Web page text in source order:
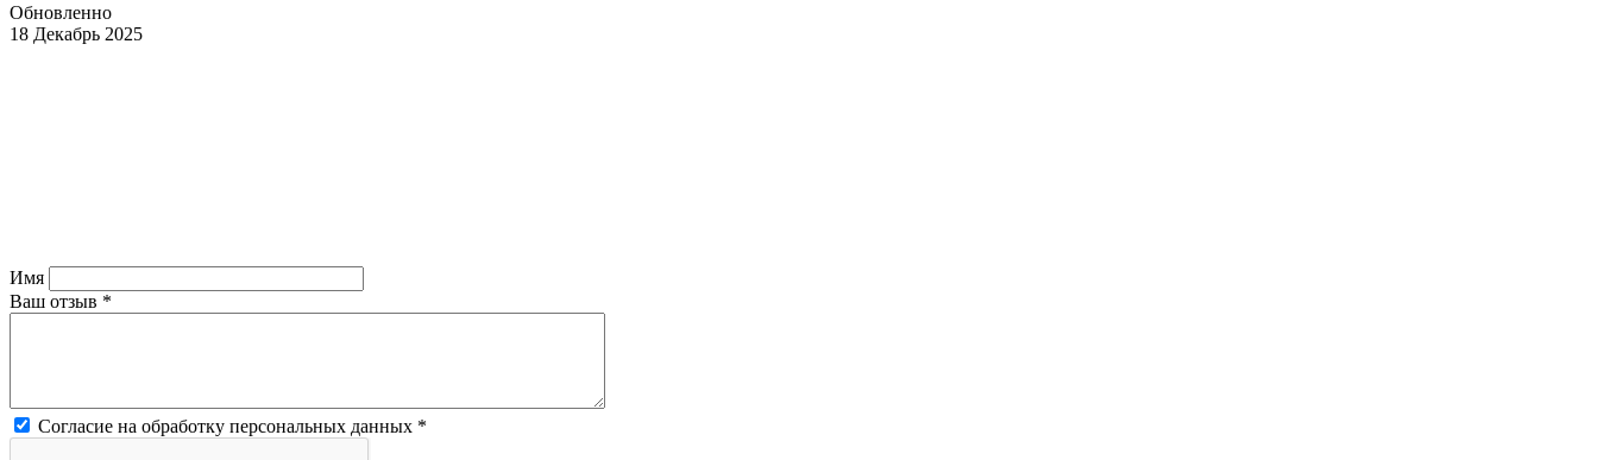
Обновленно
18 Декабрь 2025
Имя
Ваш отзыв *
Согласие на обработку персональных данных *